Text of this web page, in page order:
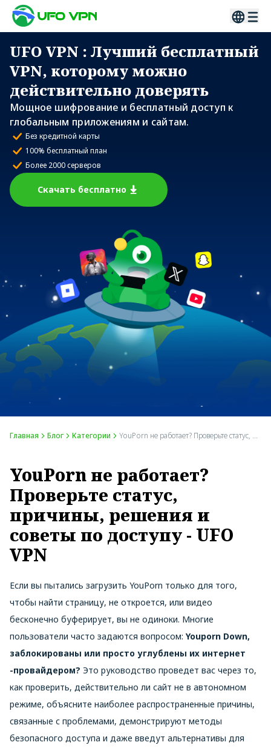
UFO VPN : Лучший бесплатный
VPN, которому можно
действительно доверять
Мощное шифрование и бесплатный доступ к
глобальным приложениям и сайтам.
Без кредитной карты
100% бесплатный план
Более 2000 серверов
Скачать бесплатно
Главная Блог Категории YouPorn не работает? Проверьте статус, причины, решения и советы по доступу - UFO VPN
YouPorn не работает?
Проверьте статус,
причины, решения и
советы по доступу - UFO
VPN
Если вы пытались загрузить YouPorn только для того,
чтобы найти страницу, не откроется, или видео
бесконечно буферирует, вы не одиноки. Многие
пользователи часто задаются вопросом: Youporn Down,
заблокированы или просто углублены их интернет
-провайдером? Это руководство проведет вас через то,
как проверить, действительно ли сайт не в автономном
режиме, объясните наиболее распространенные причины,
связанные с проблемами, демонстрируют методы
безопасного доступа и даже введут альтернативы для